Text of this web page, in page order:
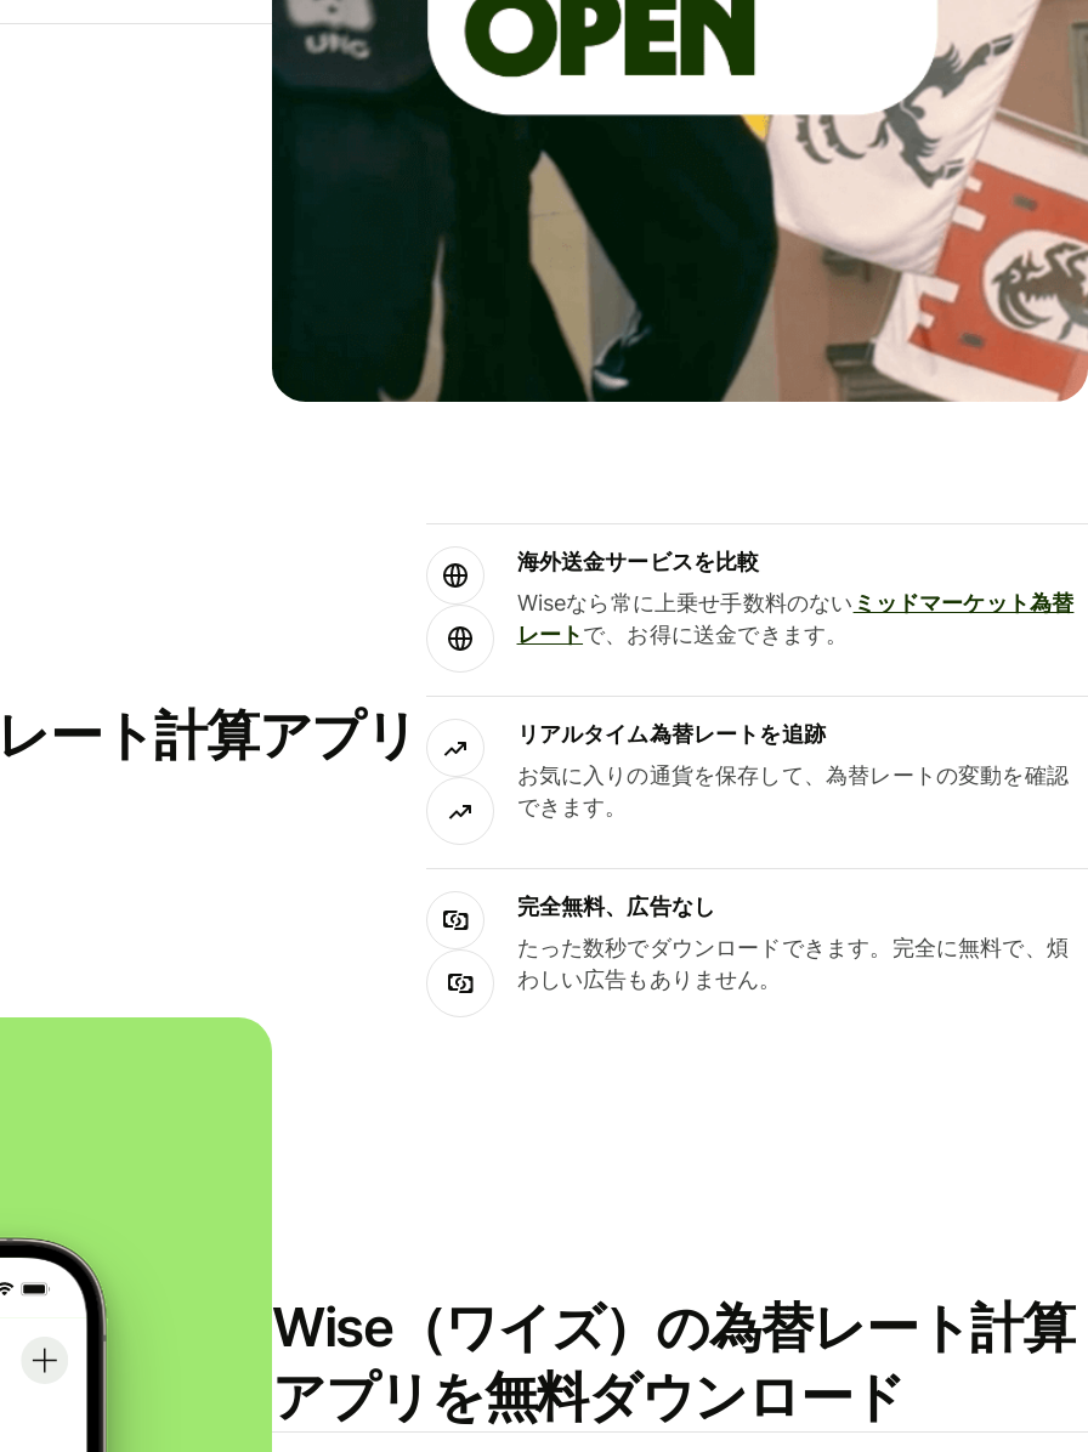
ート計算アプリ
海外送金サービスを比較
Wiseなら常に上乗せ手数料のない ミッドマーケット為替
レートで、お得に送金できます。
リアルタイム為替レートを追跡
お気に入りの通貨を保存して、為替レートの変動を確認
できます。
完全無料、広告なし
たった数秒でダウンロードできます。完全に無料で、煩
わしい広告もありません。
Wise（ワイズ）の為替レート計算
アプリを無料ダウンロード